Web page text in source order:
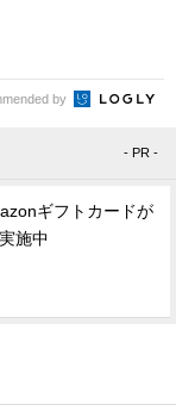
by
- PR -
ギフトカードが
施中